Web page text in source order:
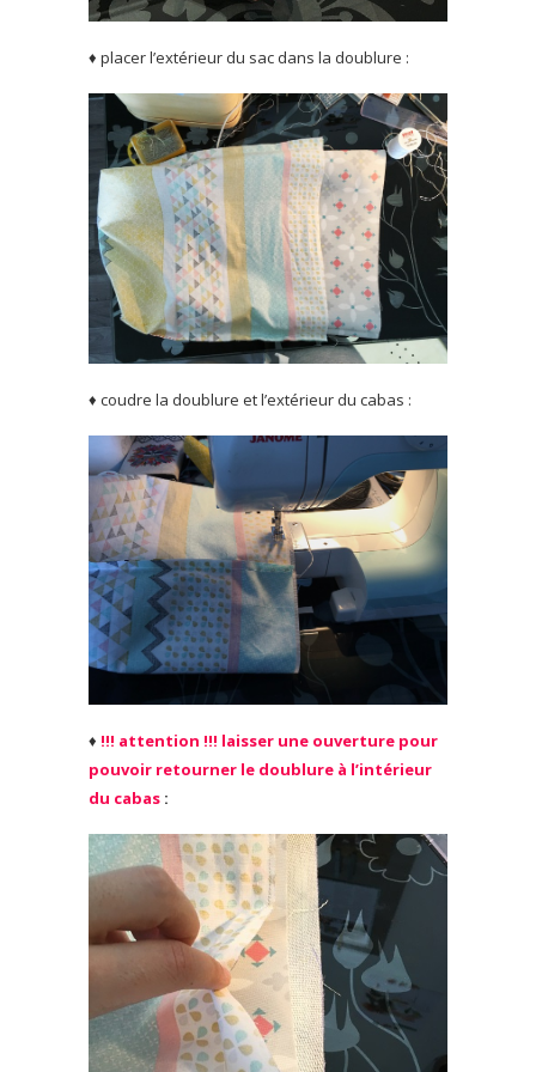
♦ placer l’extérieur du sac dans la doublure :
♦ coudre la doublure et l’extérieur du cabas :
♦ !!! attention !!! laisser une ouverture pour
pouvoir retourner le doublure à l’intérieur
du cabas :